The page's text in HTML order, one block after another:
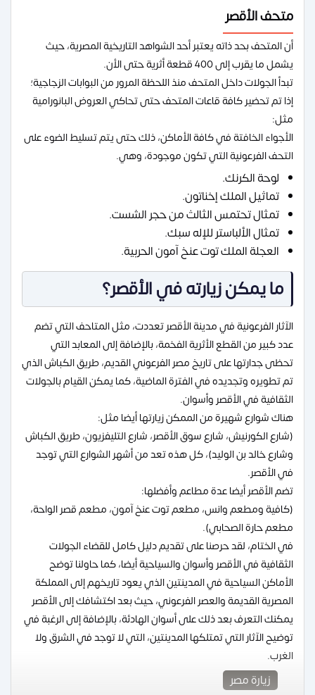
متحف الأقصر
أن المتحف بحد ذاته يعتبر أحد الشواهد التاريخية المصرية، حيث
يشمل ما يقرب إلى 400 قطعة أثرية حتى الأن.
تبدأ الجولات داخل المتحف منذ اللحظة المرور من البوابات الزجاجية؛
إذا تم تحضير كافة قاعات المتحف حتى تحاكي العروض البانورامية
مثل:
الأجواء الخافتة في كافة الأماكن، ذلك حتى يتم تسليط الضوء على
التحف الفرعونية التي تكون موجودة، وهي.
لوحة الكرنك.
تماثيل الملك إخناتون.
تمثال تحتمس الثالث من حجر الشست.
تمثال الألباستر للإله سبك.
العجلة الملك توت عنخ آمون الحربية.
ما يمكن زيارته في الأقصر؟
الآثار الفرعونية في مدينة الأقصر تعددت، مثل المتاحف التي تضم
عدد كبير من القطع الأثرية الفخمة، بالإضافة إلى المعابد التي
تحظى جدارتها على تاريخ مصر الفرعوني القديم، طريق الكباش الذي
تم تطويره وتجديده في الفترة الماضية، كما يمكن القيام بالجولات
الثقافية في الأقصر وأسوان.
هناك شوارع شهيرة من الممكن زيارتها أيضا مثل:
(شارع الكورنيش، شارع سوق الأقصر، شارع التليفزيون، طريق الكباش
وشارع خالد بن الوليد)، كل هذه تعد من أشهر الشوارع التي توجد
في الأقصر.
تضم الأقصر أيضا عدة مطاعم وأفضلها:
(كافية ومطعم وانس، مطعم توت عنخ آمون، مطعم قصر الواحة،
مطعم حارة الصحابي).
في الختام، لقد حرصنا على تقديم دليل كامل للقضاء الجولات
الثقافية في الأقصر وأسوان والسياحية أيضا، كما حاولنا توضح
الأماكن السياحية في المدينتين الذي يعود تاريخهم إلى المملكة
المصرية القديمة والعصر الفرعوني، حيث بعد اكتشافك إلى الأقصر
يمكنك التعرف بعد ذلك على أسوان الهادئة، بالإضافة إلى الرغبة في
توضيح الآثار التي تمتلكها المدينتين، التي لا توجد في الشرق ولا
الغرب.
زيارة مصر